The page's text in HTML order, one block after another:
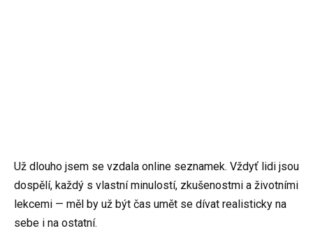
Už dlouho jsem se vzdala online seznamek. Vždyť lidi jsou
dospělí, každý s vlastní minulostí, zkušenostmi a životními
lekcemi — měl by už být čas umět se dívat realisticky na
sebe i na ostatní.